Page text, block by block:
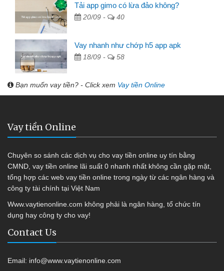
Tải app gimo có lừa đảo không?
20/09 - 40
Vay nhanh như chớp h5 app apk
18/09 - 58
Bạn muốn vay tiền? - Click xem Vay tiền Online
Vay tiền Online
Chuyên so sánh các dịch vụ cho vay tiền online uy tín bằng
CMND, vay tiền online lãi suất 0 nhanh nhất không cần gặp mặt,
tổng hợp các web vay tiền online trong ngày từ các ngân hàng và
công ty tài chính tại Việt Nam
Www.vaytienonline.com không phải là ngân hàng, tổ chức tín
dụng hay công ty cho vay!
Contact Us
Email: info@www.vaytienonline.com